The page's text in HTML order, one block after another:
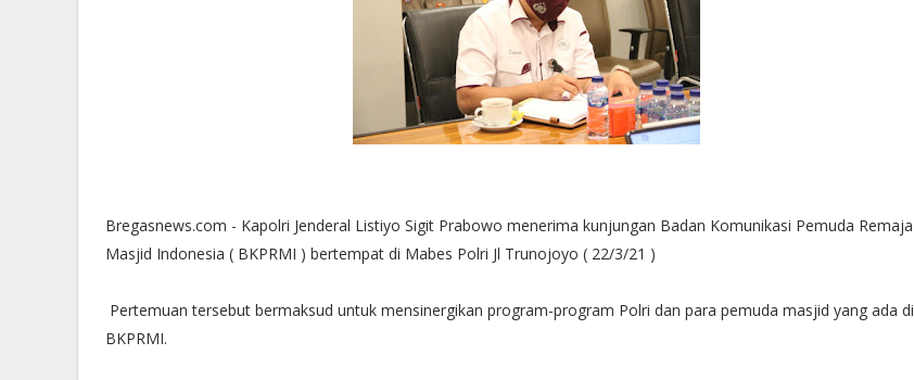
Bregasnews.com - Kapolri Jenderal Listiyo Sigit Prabowo menerima kunjungan Badan Komunikasi Pemuda Remaja
Masjid Indonesia ( BKPRMI ) bertempat di Mabes Polri Jl Trunojoyo ( 22/3/21 )
Pertemuan tersebut bermaksud untuk mensinergikan program-program Polri dan para pemuda masjid yang ada di
BKPRMI.